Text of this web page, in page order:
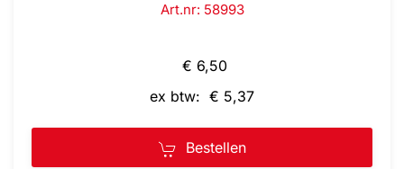
Art.nr: 58993
€ 6,50
ex btw: € 5,37
Bestellen